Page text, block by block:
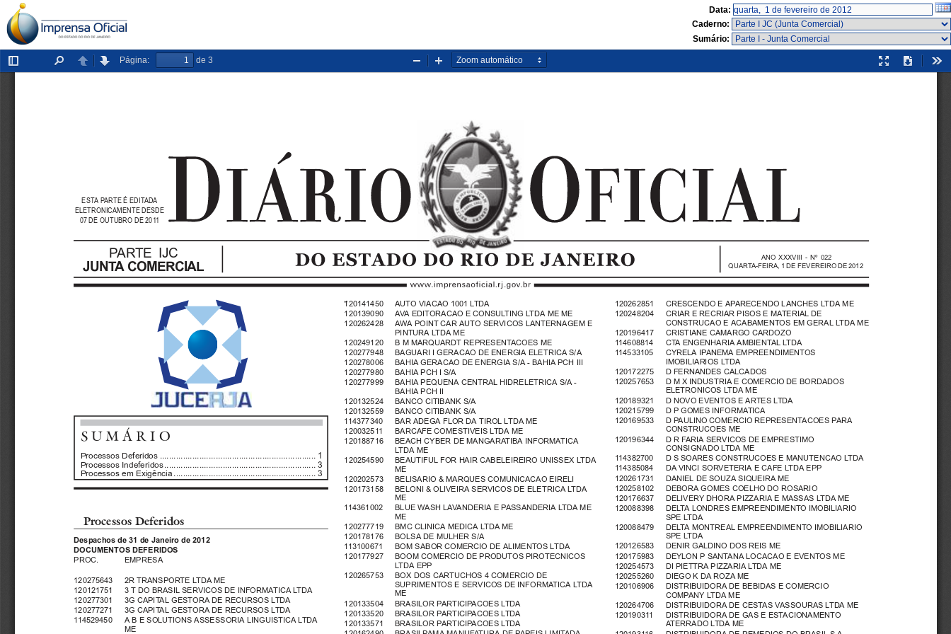
Data:
Caderno:
Sumário:
Exibir/ocultar
painel
LocalizarAnteriorPróxima
Página: de 3
Modo
de
Download
Diminuir
zoom
Aumentar
zoom
ESTA PARTE É EDITADA
ELETRONICAMENTE DESDE
07 DE OUTUBRO DE 2011
PARTE IJC
JUNTA COMERCIAL
ANO XXXVIII - Nº 022
QUARTA-FEIRA, 1 DE FEVEREIRO DE 2012
SUMÁRIO
Processos Deferidos ................................................................... 1
Processos Indeferidos................................................................. 3
Processos em Exigência ............................................................. 3
Processos Deferidos
Despachos de 31 de Janeiro de 2012
DOCUMENTOS DEFERIDOS
PROC.
EMPRESA
120275643   2R TRANSPORTE LTDA ME
120121751   3 T DO BRASIL SERVICOS DE INFORMATICA LTDA
120277301   3G CAPITAL GESTORA DE RECURSOS LTDA
120277271   3G CAPITAL GESTORA DE RECURSOS LTDA
114529450
ABESOLUTIONS ASSESSORIA LINGUISTICA LTDA
ME
‘’120141450   AUTO VIACAO 1001 LTDA
120139090   AVA EDITORACAO E CONSULTING LTDA ME ME
120262428   AWA POINT CAR AUTO SERVICOS LANTERNAGEM E
PINTURA LTDA ME
120249120   B M MARQUARDT REPRESENTACOES ME
120277948   BAGUARI I GERACAO DE ENERGIA ELETRICA S/A
120278006   BAHIA GERACAO DE ENERGIA S/A - BAHIA PCH III
120277980   BAHIA PCH I S/A
120277999   BAHIA PEQUENA CENTRAL HIDRELETRICA S/A -
BAHIA PCH II
120132524   BANCO CITIBANK S/A
120132559   BANCO CITIBANK S/A
114377340   BAR ADEGA FLOR DA TIROL LTDA ME
120032511   BARCAFE COMESTIVEIS LTDA ME
120188716   BEACH CYBER DE MANGARATIBA INFORMATICA
LTDA ME
120254590   BEAUTIFUL FOR HAIR CABELEIREIRO UNISSEX LTDA
ME
120202573   BELISARIO & MARQUES COMUNICACAO EIRELI
120173158   BELONI & OLIVEIRA SERVICOS DE ELETRICA LTDA
ME
114361002   BLUE WASH LAVANDERIA E PASSANDERIA LTDA ME
ME
120277719   BMC CLINICA MEDICA LTDA ME
120178176   BOLSA DE MULHER S/A
113100671   BOM SABOR COMERCIO DE ALIMENTOS LTDA
120177927   BOOM COMERCIO DE PRODUTOS PIROTECNICOS
LTDA EPP
120265753   BOX DOS CARTUCHOS 4 COMERCIO DE
SUPRIMENTOS E SERVICOS DE INFORMATICA LTDA
ME
120133504   BRASILOR PARTICIPACOES LTDA
120133520   BRASILOR PARTICIPACOES LTDA
120133571   BRASILOR PARTICIPACOES LTDA
120262851   CRESCENDO E APARECENDO LANCHES LTDA ME
120248204   CRIAR E RECRIAR PISOS E MATERIAL DE
CONSTRUCAO E ACABAMENTOS EM GERAL LTDA ME
120196417   CRISTIANE CAMARGO CARDOZO
114608814   CTA ENGENHARIA AMBIENTAL LTDA
114533105   CYRELA IPANEMA EMPREENDIMENTOS
IMOBILIARIOS LTDA
120172275   D FERNANDES CALCADOS
120257653   D M X INDUSTRIA E COMERCIO DE BORDADOS
ELETRONICOS LTDA ME
120189321   D NOVO EVENTOS E ARTES LTDA
120215799   D P GOMES INFORMATICA
120169533   D PAULINO COMERCIO REPRESENTACOES PARA
CONSTRUCOES ME
120196344   D R FARIA SERVICOS DE EMPRESTIMO
CONSIGNADO LTDA ME
114382700   D S SOARES CONSTRUCOES E MANUTENCAO LTDA
114385084   DA VINCI SORVETERIA E CAFE LTDA EPP
120261731   DANIEL DE SOUZA SIQUEIRA ME
120258102   DEBORA GOMES COELHO DO ROSARIO
120176637   DELIVERY DHORA PIZZARIA E MASSAS LTDA ME
120088398   DELTA LONDRES EMPREENDIMENTO IMOBILIARIO
SPE LTDA
120088479   DELTA MONTREAL EMPREENDIMENTO IMOBILIARIO
SPE LTDA
120126583   DENIR GALDINO DOS REIS ME
120175983   DEYLON P SANTANA LOCACAO E EVENTOS ME
120254573   DI PIETTRA PIZZARIA LTDA ME
120255260   DIEGO K DA ROZA ME
120106906   DISTRIBUIDORA DE BEBIDAS E COMERCIO
COMPANY LTDA ME
120264706   DISTRIBUIDORA DE CESTAS VASSOURAS LTDA ME
120190311   DISTRIBUIDORA DE GAS E ESTACIONAMENTO
ATERRADO LTDA ME